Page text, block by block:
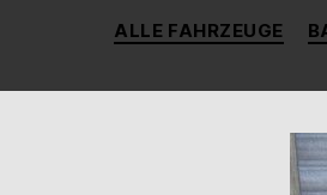
ALLE FAHRZEUGE